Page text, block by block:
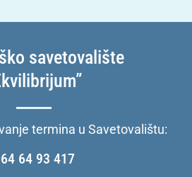
savetovalište
termina u Savetovalištu:
64 93 417